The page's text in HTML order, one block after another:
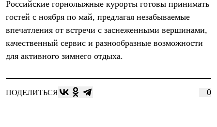
Российские горнолыжные курорты готовы принимать
гостей с ноября по май, предлагая незабываемые
впечатления от встречи с заснеженными вершинами,
качественный сервис и разнообразные возможности
для активного зимнего отдыха.
ПОДЕЛИТЬСЯ 0